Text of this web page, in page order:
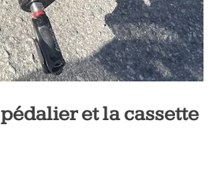
et la cassette